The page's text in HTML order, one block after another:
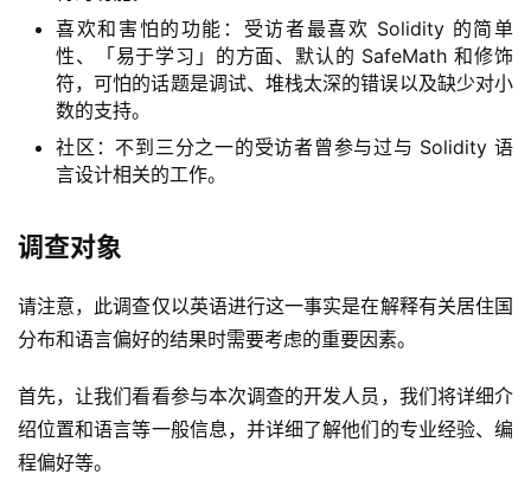
喜欢和害怕的功能：受访者最喜欢 Solidity 的简单
性、「易于学习」的方面、默认的 SafeMath 和修饰
符，可怕的话题是调试、堆栈太深的错误以及缺少对小
数的支持。
社区：不到三分之一的受访者曾参与过与 Solidity 语
言设计相关的工作。
调查对象
请注意，此调查仅以英语进行这一事实是在解释有关居住国
分布和语言偏好的结果时需要考虑的重要因素。
首先，让我们看看参与本次调查的开发人员，我们将详细介
绍位置和语言等一般信息，并详细了解他们的专业经验、编
程偏好等。